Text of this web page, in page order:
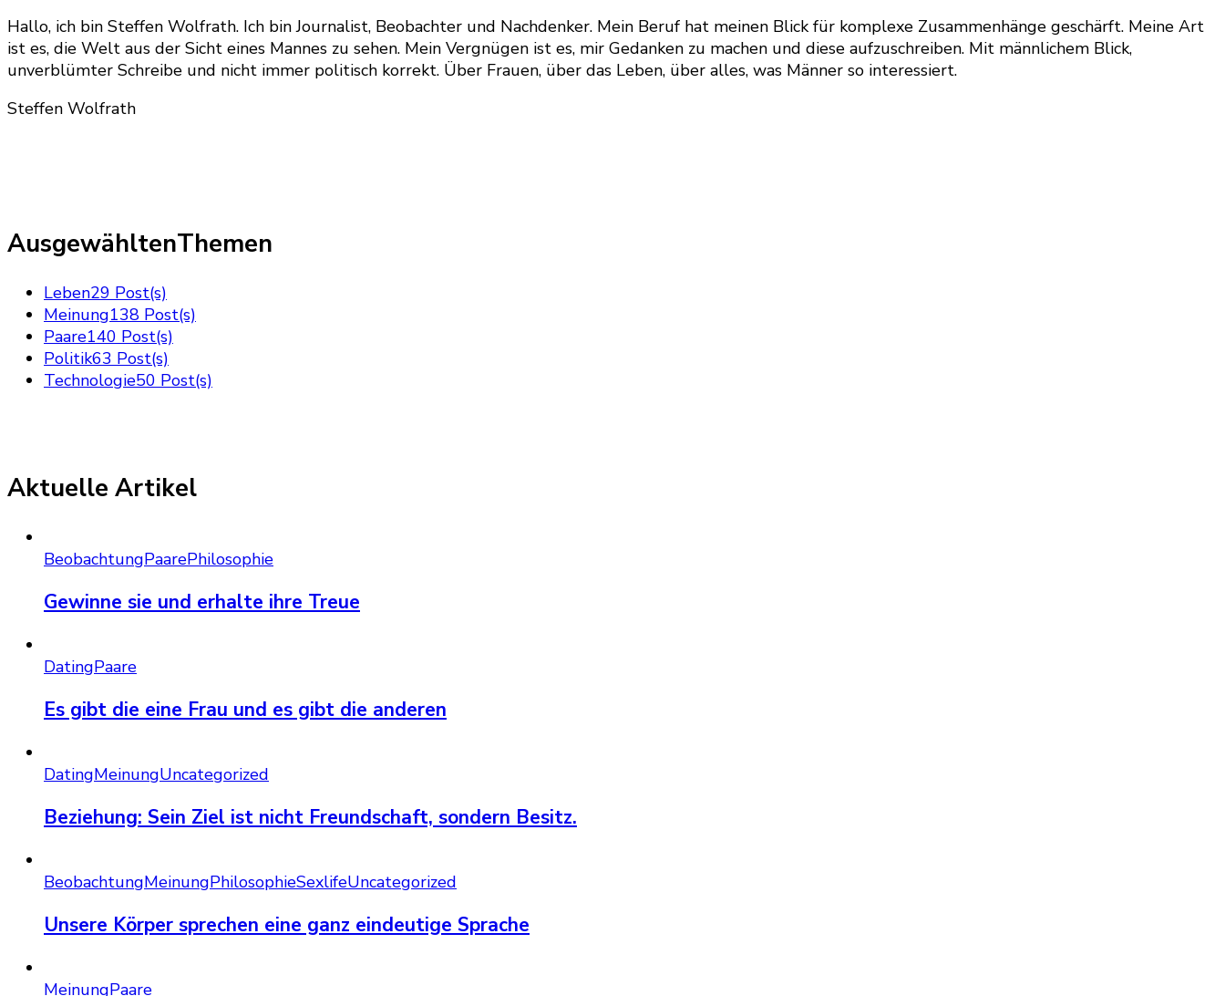
Hallo, ich bin Steffen Wolfrath. Ich bin Journalist, Beobachter und Nachdenker. Mein Beruf hat meinen Blick für komplexe Zusammenhänge geschärft. Meine Art
ist es, die Welt aus der Sicht eines Mannes zu sehen. Mein Vergnügen ist es, mir Gedanken zu machen und diese aufzuschreiben. Mit männlichem Blick,
unverblümter Schreibe und nicht immer politisch korrekt. Über Frauen, über das Leben, über alles, was Männer so interessiert.
Steffen Wolfrath
AusgewähltenThemen
Leben29 Post(s)
Meinung138 Post(s)
Paare140 Post(s)
Politik63 Post(s)
Technologie50 Post(s)
Aktuelle Artikel
BeobachtungPaarePhilosophie
Gewinne sie und erhalte ihre Treue
DatingPaare
Es gibt die eine Frau und es gibt die anderen
DatingMeinungUncategorized
Beziehung: Sein Ziel ist nicht Freundschaft, sondern Besitz.
BeobachtungMeinungPhilosophieSexlifeUncategorized
Unsere Körper sprechen eine ganz eindeutige Sprache
MeinungPaare